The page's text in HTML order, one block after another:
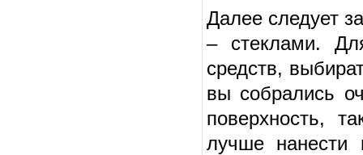
Далее следует
– стеклами.
средств,
вы собрались
поверхность,
лучше нанести